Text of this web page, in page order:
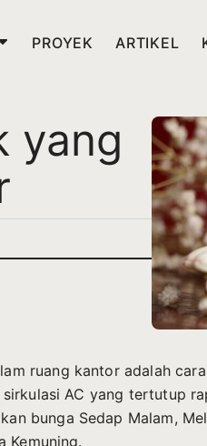
PROYEK ARTIKEL
yang
ruang kantor adalah
AC yang tertutup
bunga Sedap Malam,
Kemuning.